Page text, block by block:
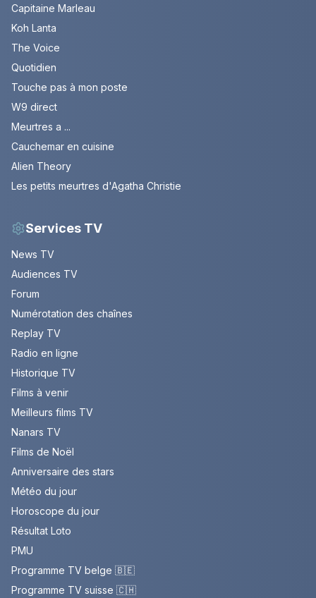
Capitaine Marleau
Koh Lanta
The Voice
Quotidien
Touche pas à mon poste
W9 direct
Meurtres a ...
Cauchemar en cuisine
Alien Theory
Les petits meurtres d'Agatha Christie
Services TV
News TV
Audiences TV
Forum
Numérotation des chaînes
Replay TV
Radio en ligne
Historique TV
Films à venir
Meilleurs films TV
Nanars TV
Films de Noël
Anniversaire des stars
Météo du jour
Horoscope du jour
Résultat Loto
PMU
Programme TV belge 🇧🇪
Programme TV suisse 🇨🇭